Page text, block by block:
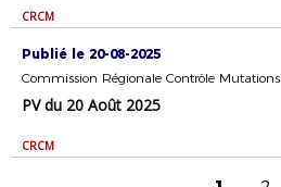
CRCM
Publié le 20-08-2025
Commission Régionale Contrôle Mutations
PV du 20 Août 2025
CRCM